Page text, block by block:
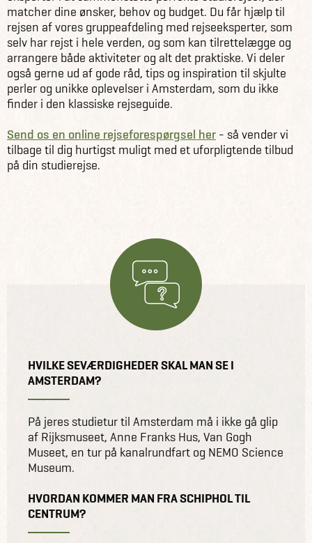
matcher dine ønsker, behov og budget. Du får hjælp til
rejsen af vores gruppeafdeling med rejseeksperter, som
selv har rejst i hele verden, og som kan tilrettelægge og
arrangere både aktiviteter og alt det praktiske. Vi deler
også gerne ud af gode råd, tips og inspiration til skjulte
perler og unikke oplevelser i Amsterdam, som du ikke
finder i den klassiske rejseguide.
Send os en online rejseforespørgsel her - så vender vi
tilbage til dig hurtigst muligt med et uforpligtende tilbud
på din studierejse.
HVILKE SEVÆRDIGHEDER SKAL MAN SE I
AMSTERDAM?
På jeres studietur til Amsterdam må i ikke gå glip
af Rijksmuseet, Anne Franks Hus, Van Gogh
Museet, en tur på kanalrundfart og NEMO Science
Museum.
HVORDAN KOMMER MAN FRA SCHIPHOL TIL
CENTRUM?